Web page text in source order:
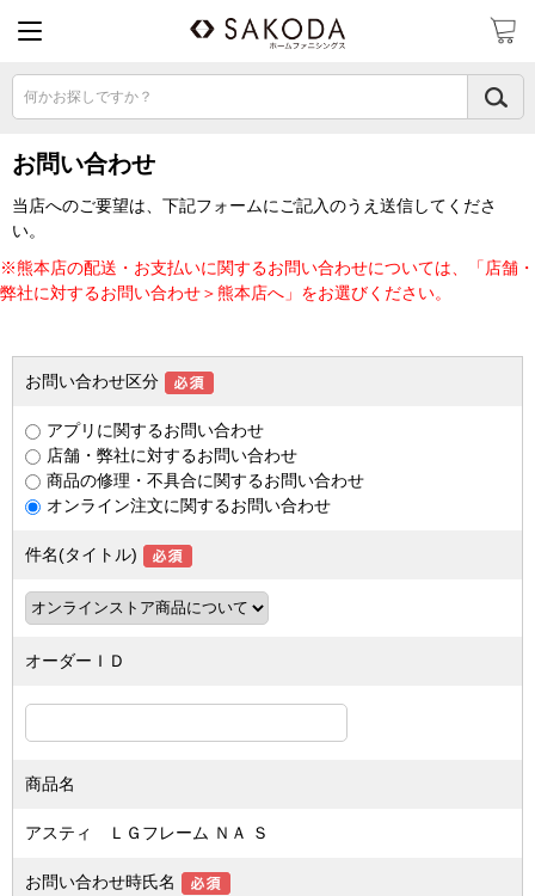
何かお探しですか？
お問い合わせ
当店へのご要望は、下記フォームにご記入のうえ送信してくださ
い。
※熊本店の配送・お支払いに関するお問い合わせについては、「店舗・
弊社に対するお問い合わせ＞熊本店へ」をお選びください。
お問い合わせ区分
アプリに関するお問い合わせ
店舗・弊社に対するお問い合わせ
商品の修理・不具合に関するお問い合わせ
オンライン注文に関するお問い合わせ
件名(タイトル)
オーダーＩＤ
商品名
アスティ ＬＧフレーム ＮＡ Ｓ
お問い合わせ時氏名